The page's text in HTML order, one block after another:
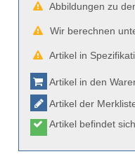
Abbildungen zu
Wir berechnen
Artikel in
Artikel in den
Artikel der
Artikel befindet